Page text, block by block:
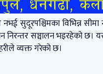
नभई सुदूरपश्चिमका विभिन्न
निरन्तर सञ्चालन भइरहेको छ।
व्यक्त गरेको छ।